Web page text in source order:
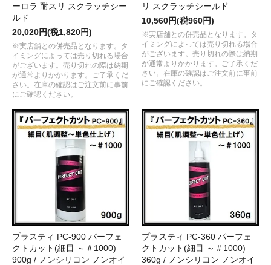
ーロラ 耐スリ スクラッチシー
ルド
20,020円(税1,820円)
※実店舗との併売品となります。タ
イミングによっては売り切れる場合
がございます。売り切れの際は納期
が通常よりかかります。ご了承くだ
さい。在庫の確認はご注文前に事前
にご確認ください。
リ スクラッチシールド
10,560円(税960円)
※実店舗との併売品となります。タ
イミングによっては売り切れる場合
がございます。売り切れの際は納期
が通常よりかかります。ご了承くだ
さい。在庫の確認はご注文前に事前
にご確認ください。
プラスティ PC-900 パーフェ
クトカット(細目 ～＃1000)
900g / ノンシリコン ノンオイ
プラスティ PC-360 パーフェ
クトカット(細目 ～＃1000)
360g / ノンシリコン ノンオイ